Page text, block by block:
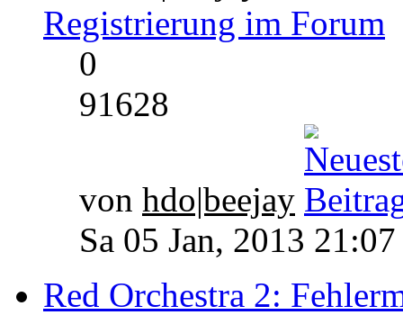
Registrierung im Forum
0
91628
von hdo|beejay
Sa 05 Jan, 2013 21:07
Red Orchestra 2: